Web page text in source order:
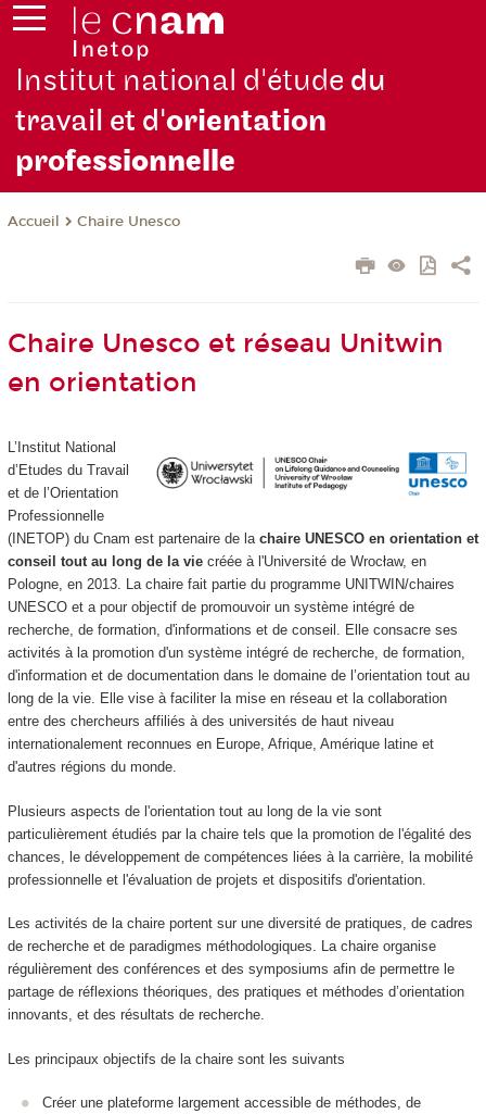
Institut national d'étude du
travail et d'orientation
professionnelle
Accueil Chaire Unesco
Chaire Unesco et réseau Unitwin
en orientation
L’Institut National
d’Etudes du Travail
et de l’Orientation
Professionnelle
(INETOP) du Cnam est partenaire de la chaire UNESCO en orientation et
conseil tout au long de la viecréée à l'Université de Wrocław, en
Pologne, en 2013. La chaire fait partie du programme UNITWIN/chaires
UNESCO et a pour objectif de promouvoir un système intégré de
recherche, de formation, d'informations et de conseil. Elle consacre ses
activités à la promotion d'un système intégré de recherche, de formation,
d'information et de documentation dans le domaine de l’orientation tout au
long de la vie. Elle vise à faciliter la mise en réseau et la collaboration
entre des chercheurs affiliés à des universités de haut niveau
internationalement reconnues en Europe, Afrique, Amérique latine et
d'autres régions du monde.
Plusieurs aspects de l'orientation tout au long de la vie sont
particulièrement étudiés par la chaire tels que la promotion de l'égalité des
chances, le développement de compétences liées à la carrière, la mobilité
professionnelle et l'évaluation de projets et dispositifs d'orientation.
Les activités de la chaire portent sur une diversité de pratiques, de cadres
de recherche et de paradigmes méthodologiques. La chaire organise
régulièrement des conférences et des symposiums afin de permettre le
partage de réflexions théoriques, des pratiques et méthodes d’orientation
innovants, et des résultats de recherche.
Les principaux objectifs de la chaire sont les suivants
Créer une plateforme largement accessible de méthodes, de